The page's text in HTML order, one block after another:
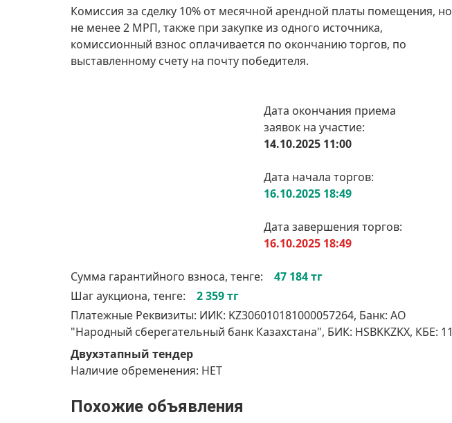
Комиссия за сделку 10% от месячной арендной платы помещения, но
не менее 2 МРП, также при закупке из одного источника,
комиссионный взнос оплачивается по окончанию торгов, по
выставленному счету на почту победителя.
Дата окончания приема
заявок на участие:
14.10.2025 11:00
Дата начала торгов:
16.10.2025 18:49
Дата завершения торгов:
16.10.2025 18:49
Сумма гарантийного взноса, тенге:
47 184 тг
Шаг аукциона, тенге:
2 359 тг
Платежные Реквизиты: ИИК: KZ306010181000057264, Банк: АО
"Народный сберегательный банк Казахстана", БИК: HSBKKZKX, КБЕ: 11
Двухэтапный тендер
Наличие обременения: НЕТ
Похожие объявления